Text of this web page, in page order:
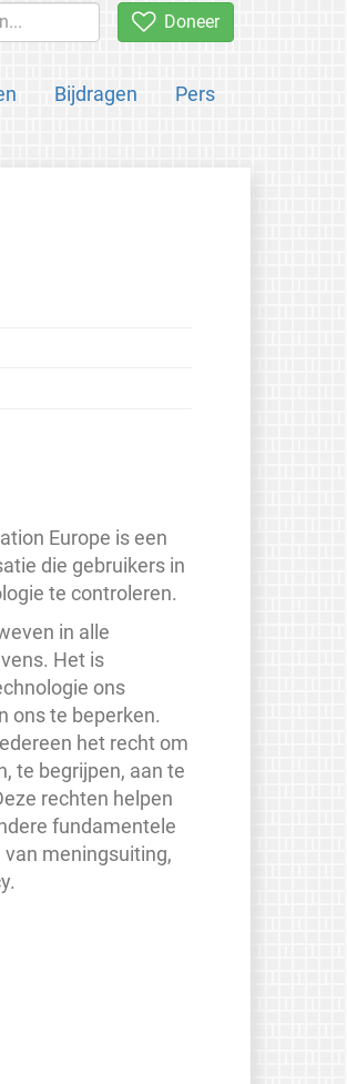
Doneer
Bijdragen Pers
Europe is een
die gebruikers in
te controleren.
in alle
Het is
ons
ons te beperken.
het recht om
te begrijpen, aan te
rechten helpen
fundamentele
meningsuiting,